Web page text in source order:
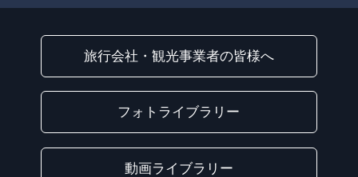
旅行会社・観光事業者の皆様へ
フォトライブラリー
動画ライブラリー